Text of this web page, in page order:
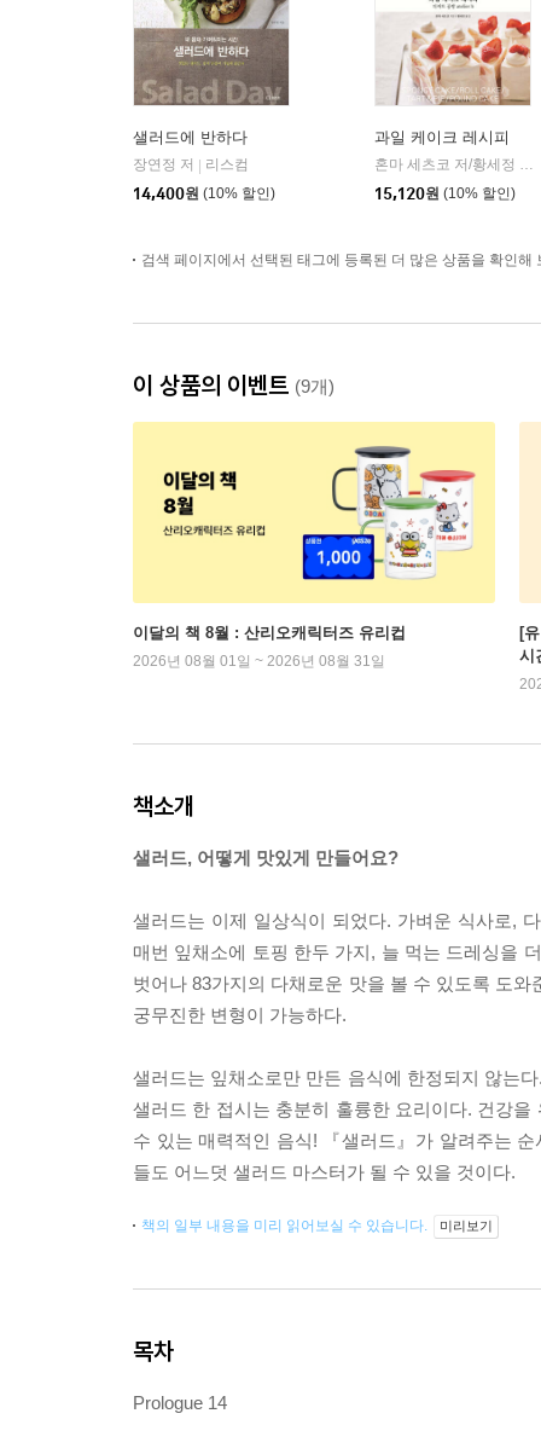
샐러드에 반하다
장연정 저
리스컴
14,400원 (10% 할인)
과일 케이크 레시피
혼마 세츠코 저/황세정 역
15,120원 (10% 할인)
검색 페이지에서 선택된 태그에 등록된 더 많은 상품을 확인해
이 상품의 이벤트 (9개)
이달의 책 8월 : 산리오캐릭터즈 유리컵
2026년 08월 01일 ~ 2026년 08월 31일
[
시
책소개
샐러드, 어떻게 맛있게 만들어요?
샐러드는 이제 일상식이 되었다. 가벼운 식사로,
매번 잎채소에 토핑 한두 가지, 늘 먹는 드레싱을
벗어나 83가지의 다채로운 맛을 볼 수 있도록 도
궁무진한 변형이 가능하다.
샐러드는 잎채소로만 만든 음식에 한정되지 않는
샐러드 한 접시는 충분히 훌륭한 요리이다. 건강
수 있는 매력적인 음식! 『샐러드』가 알려주는
들도 어느덧 샐러드 마스터가 될 수 있을 것이다.
책의 일부 내용을 미리 읽어보실 수 있습니다. 미리보기
목차
Prologue 14